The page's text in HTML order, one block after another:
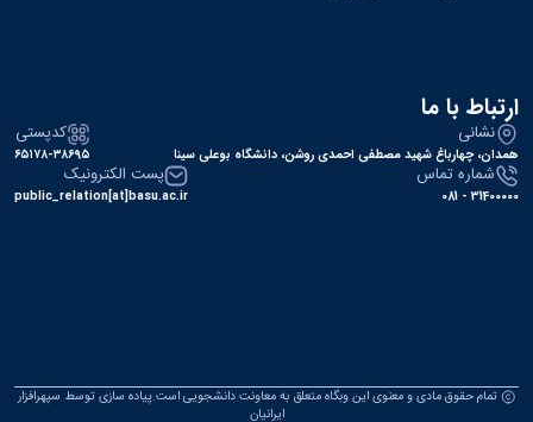
ارتباط با ما
نشانی
همدان، چهارباغ شهید مصطفی احمدی روشن، دانشگاه بوعلی سینا
کدپستی
۶۵۱۷۸-۳۸۶۹۵
شماره تماس
31400000 - 081
پست الکترونیک
public_relation[at]basu.ac.ir
تمام حقوق مادی و معنوی این وبگاه متعلق به معاونت دانشجویی است.پیاده سازی توسط سپهرافزار
ایرانیان